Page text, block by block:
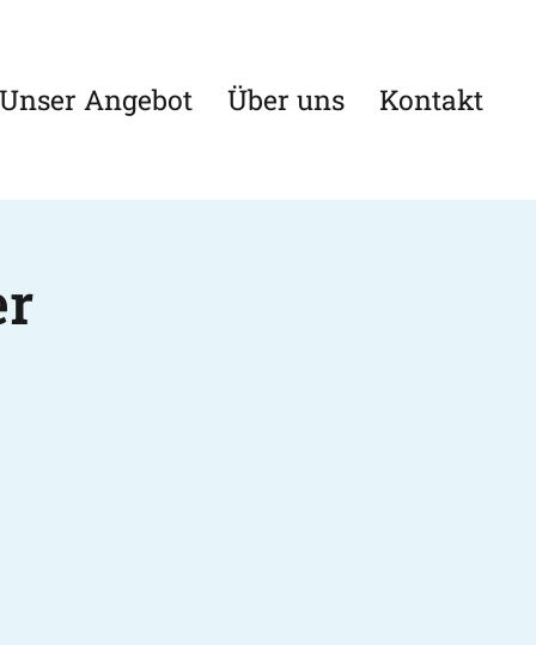
Unser Angebot Über uns Kontakt